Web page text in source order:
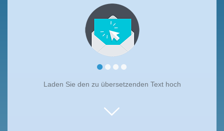
Laden Sie den zu übersetzenden Text hoch